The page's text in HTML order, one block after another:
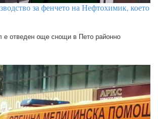
за фенчето на Нефтохимик, което
е отведен още снощи в Пето районно